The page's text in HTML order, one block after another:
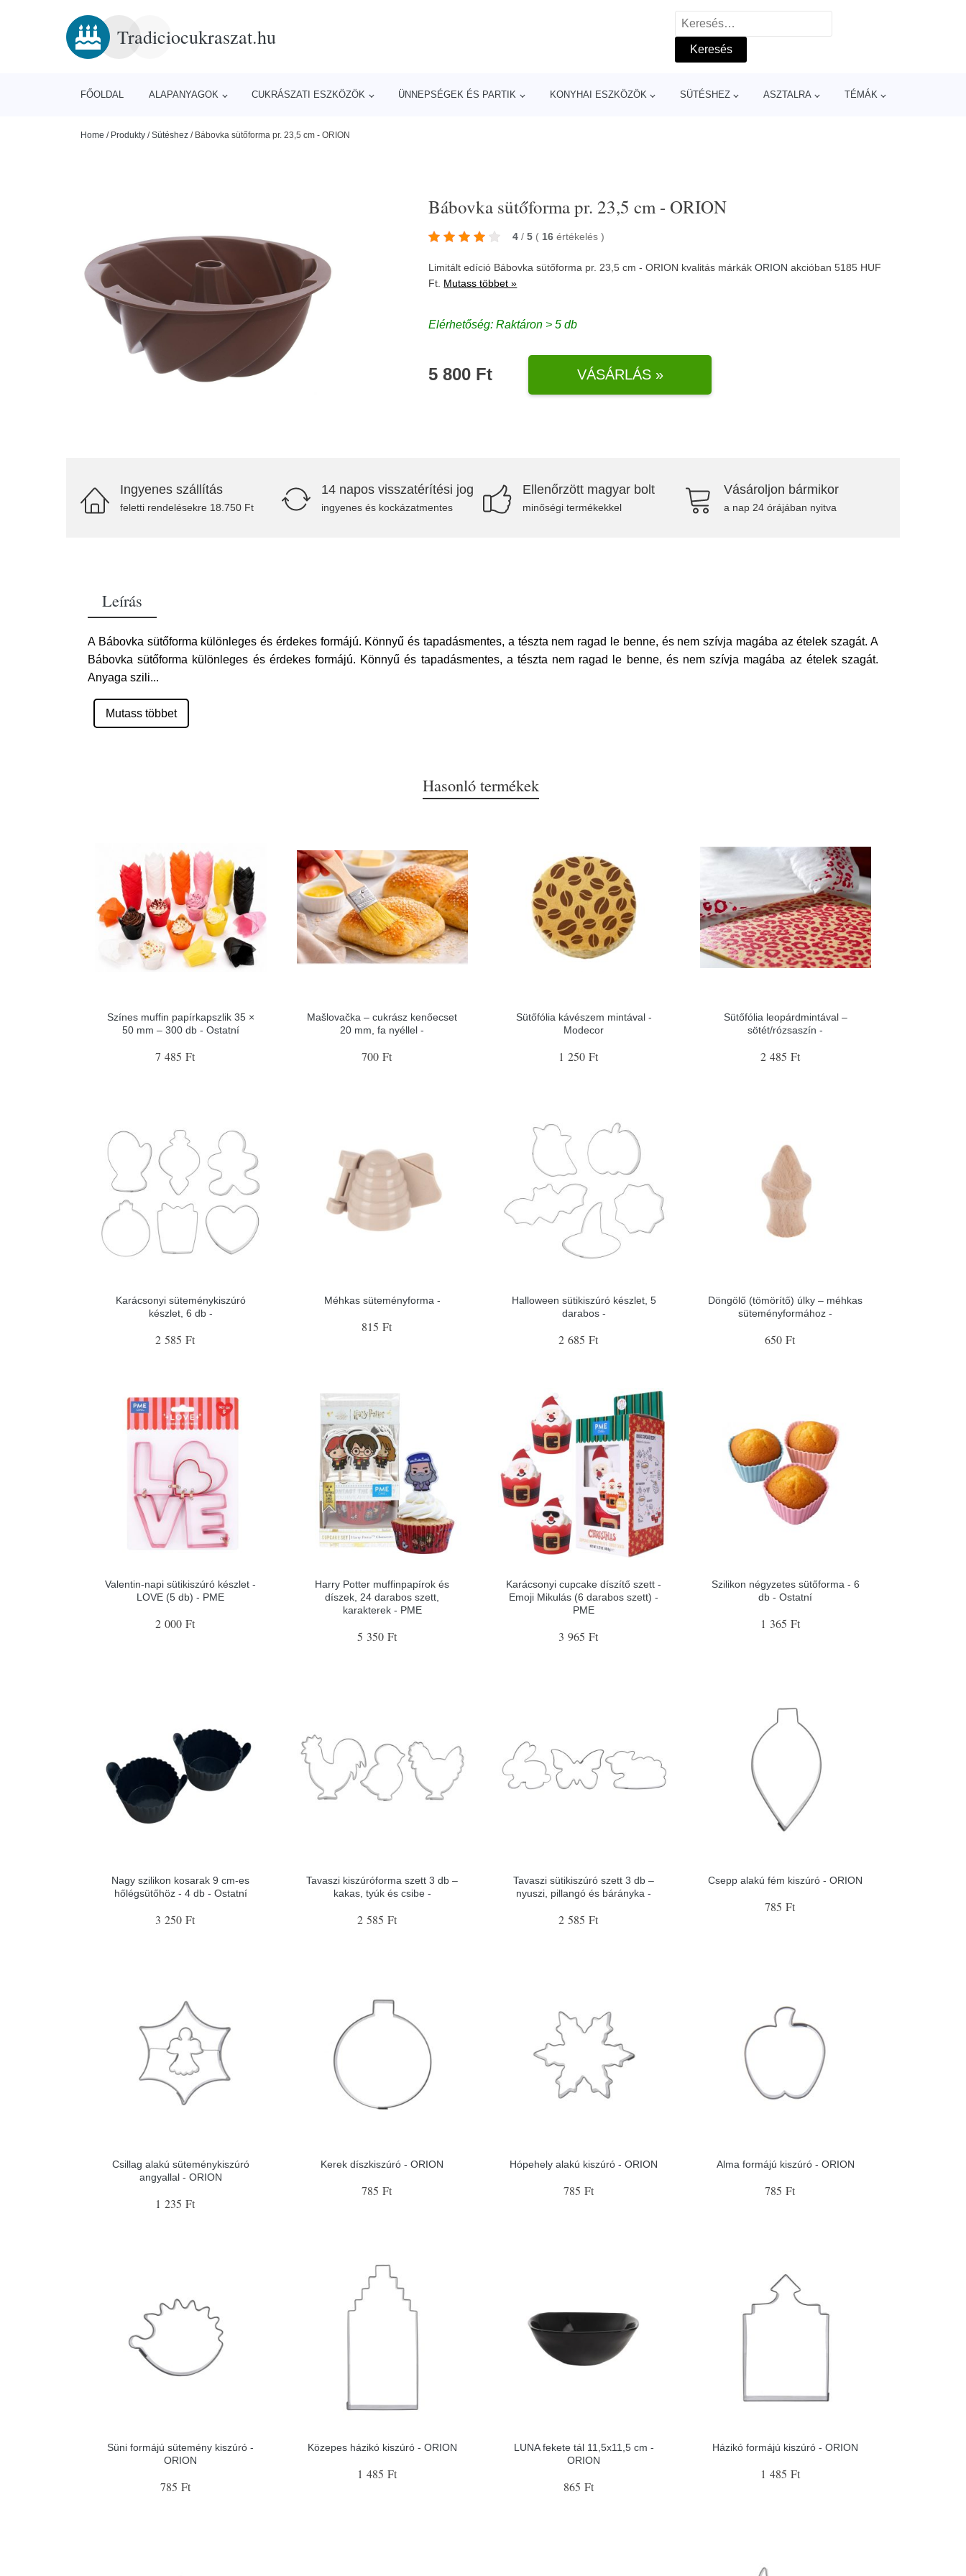
Tradiciocukraszat.hu
Keresés:
FŐOLDAL ALAPANYAGOK CUKRÁSZATI ESZKÖZÖK ÜNNEPSÉGEK ÉS PARTIK KONYHAI ESZKÖZÖK SÜTÉSHEZ ASZTALRA TÉMÁK
Home / Produkty /Sütéshez / Bábovka sütőforma pr. 23,5 cm - ORION
Bábovka sütőforma pr. 23,5 cm - ORION
4 / 5 ( 16 értékelés)
Limitált edíció Bábovka sütőforma pr. 23,5 cm - ORION kvalitás márkákORION akcióban 5185 HUF
Ft. Mutass többet »
Elérhetőség: Raktáron > 5 db
5 800 Ft VÁSÁRLÁS »
Ingyenes szállítás
feletti rendelésekre 18.750 Ft
14 napos visszatérítési jog
ingyenes és kockázatmentes
Ellenőrzött magyar bolt
minőségi termékekkel
Vásároljon bármikor
a nap 24 órájában nyitva
Leírás
A Bábovka sütőforma különleges és érdekes formájú. Könnyű és tapadásmentes, a tészta nem ragad le benne, és nem szívja magába az ételek szagát. A
Bábovka sütőforma különleges és érdekes formájú. Könnyű és tapadásmentes, a tészta nem ragad le benne, és nem szívja magába az ételek szagát.
Anyaga szili...
Mutass többet
Hasonló termékek
Színes muffin papírkapszlik 35 ×
50 mm – 300 db - Ostatní
7 485 Ft
Mašlovačka – cukrász kenőecset
20 mm, fa nyéllel -
700 Ft
Sütőfólia kávészem mintával -
Modecor
1 250 Ft
Sütőfólia leopárdmintával –
sötét/rózsaszín -
2 485 Ft
Karácsonyi süteménykiszúró
készlet, 6 db -
2 585 Ft
Méhkas süteményforma -
815 Ft
Halloween sütikiszúró készlet, 5
darabos -
2 685 Ft
Döngölő (tömörítő) úlky – méhkas
süteményformához -
650 Ft
Valentin-napi sütikiszúró készlet -
LOVE (5 db) - PME
2 000 Ft
Harry Potter muffinpapírok és
díszek, 24 darabos szett,
karakterek - PME
5 350 Ft
Karácsonyi cupcake díszítő szett -
Emoji Mikulás (6 darabos szett) -
PME
3 965 Ft
Szilikon négyzetes sütőforma - 6
db - Ostatní
1 365 Ft
Nagy szilikon kosarak 9 cm-es
hőlégsütőhöz - 4 db - Ostatní
3 250 Ft
Tavaszi kiszúróforma szett 3 db –
kakas, tyúk és csibe -
2 585 Ft
Tavaszi sütikiszúró szett 3 db –
nyuszi, pillangó és bárányka -
2 585 Ft
Csepp alakú fém kiszúró - ORION
785 Ft
Csillag alakú süteménykiszúró
angyallal - ORION
1 235 Ft
Kerek díszkiszúró - ORION
785 Ft
Hópehely alakú kiszúró - ORION
785 Ft
Alma formájú kiszúró - ORION
785 Ft
Süni formájú sütemény kiszúró -
ORION
785 Ft
Közepes házikó kiszúró - ORION
1 485 Ft
LUNA fekete tál 11,5x11,5 cm -
ORION
865 Ft
Házikó formájú kiszúró - ORION
1 485 Ft